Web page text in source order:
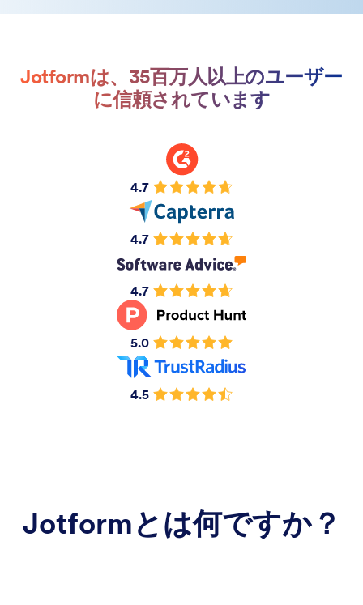
Jotformは、35百万人以上のユーザー
に信頼されています
4.7
4.7
4.7
5.0
4.5
Jotformとは何ですか？